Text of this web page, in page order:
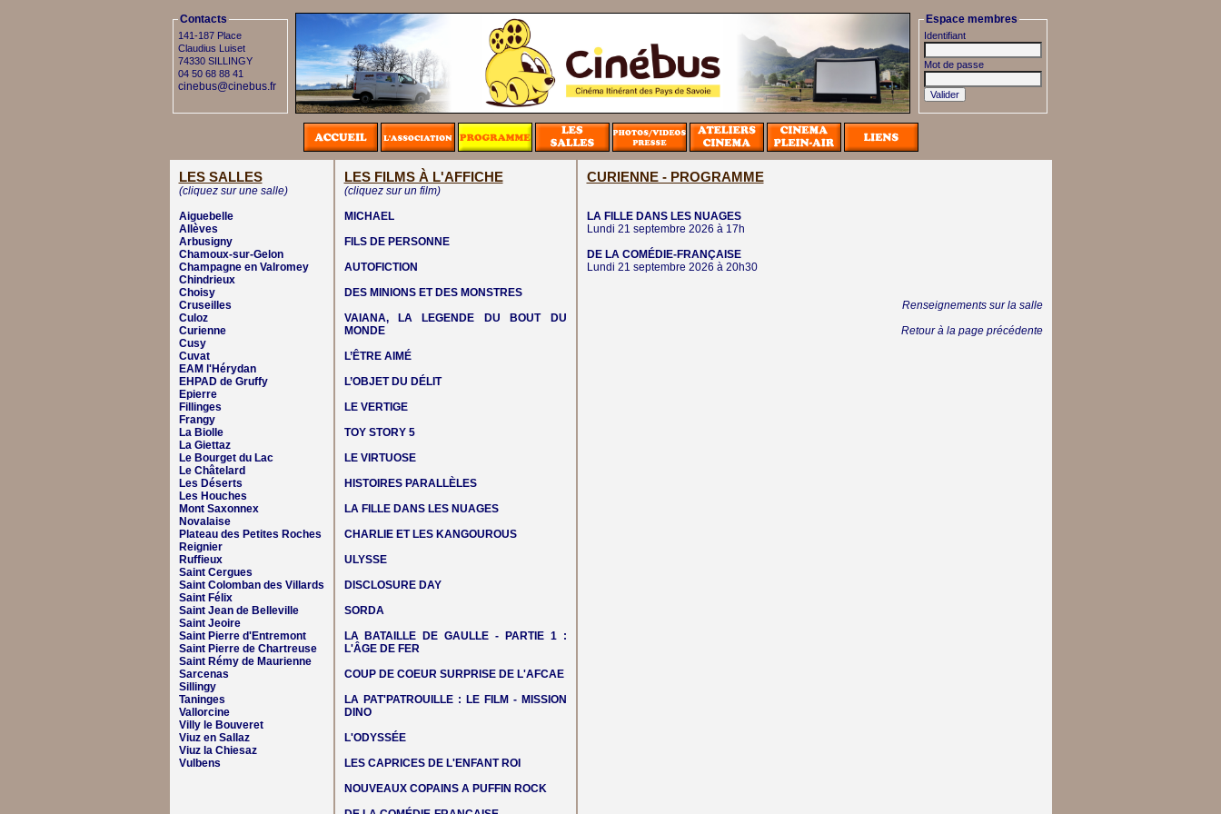
Contacts
141-187 Place
Claudius Luiset
74330 SILLINGY
04 50 68 88 41
cinebus@cinebus.fr
Espace membres
Identifiant
Mot de passe
LES SALLES
(cliquez sur une salle)
Aiguebelle
Allèves
Arbusigny
Chamoux-sur-Gelon
Champagne en Valromey
Chindrieux
Choisy
Cruseilles
Culoz
Curienne
Cusy
Cuvat
EAM l'Hérydan
EHPAD de Gruffy
Epierre
Fillinges
Frangy
La Biolle
La Giettaz
Le Bourget du Lac
Le Châtelard
Les Déserts
Les Houches
Mont Saxonnex
Novalaise
Plateau des Petites Roches
Reignier
Ruffieux
Saint Cergues
Saint Colomban des Villards
Saint Félix
Saint Jean de Belleville
Saint Jeoire
Saint Pierre d'Entremont
Saint Pierre de Chartreuse
Saint Rémy de Maurienne
Sarcenas
Sillingy
Taninges
Vallorcine
Villy le Bouveret
Viuz en Sallaz
Viuz la Chiesaz
Vulbens
LES FILMS À L'AFFICHE
(cliquez sur un film)
MICHAEL
FILS DE PERSONNE
AUTOFICTION
DES MINIONS ET DES MONSTRES
VAIANA, LA LEGENDE DU BOUT DU
MONDE
L’ÊTRE AIMÉ
L’OBJET DU DÉLIT
LE VERTIGE
TOY STORY 5
LE VIRTUOSE
HISTOIRES PARALLÈLES
LA FILLE DANS LES NUAGES
CHARLIE ET LES KANGOUROUS
ULYSSE
DISCLOSURE DAY
SORDA
LA BATAILLE DE GAULLE - PARTIE 1 :
L'ÂGE DE FER
COUP DE COEUR SURPRISE DE L'AFCAE
LA PAT'PATROUILLE : LE FILM - MISSION
DINO
L'ODYSSÉE
LES CAPRICES DE L'ENFANT ROI
NOUVEAUX COPAINS A PUFFIN ROCK
CURIENNE - PROGRAMME
LA FILLE DANS LES NUAGES
Lundi 21 septembre 2026 à 17h
DE LA COMÉDIE-FRANÇAISE
Lundi 21 septembre 2026 à 20h30
Renseignements sur la salle
Retour à la page précédente